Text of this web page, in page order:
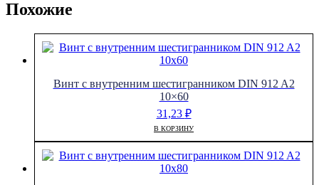
Похожие
Винт с внутренним шестигранником DIN 912 A2
10×60
31,23 ₽
В КОРЗИНУ